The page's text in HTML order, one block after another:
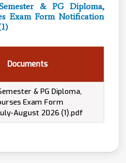
& PG Diploma,
Exam Form Notification
Documents
& PG Diploma,
Exam Form
August 2026 (1).pdf